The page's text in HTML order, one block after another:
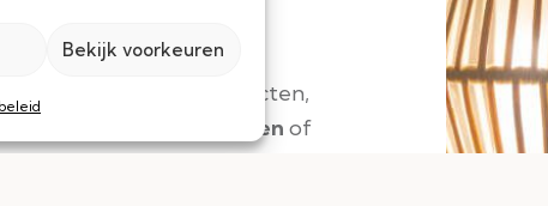
Bekijk voorkeuren
van stopcontacten,
elektriciteitswerken of
geavanceerde